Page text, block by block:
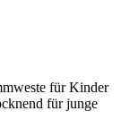
für Kinder
für junge